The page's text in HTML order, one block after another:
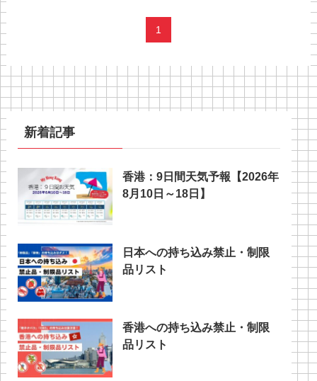
1
新着記事
香港：9日間天気予報【2026年
8月10日～18日】
日本への持ち込み禁止・制限
品リスト
香港への持ち込み禁止・制限
品リスト